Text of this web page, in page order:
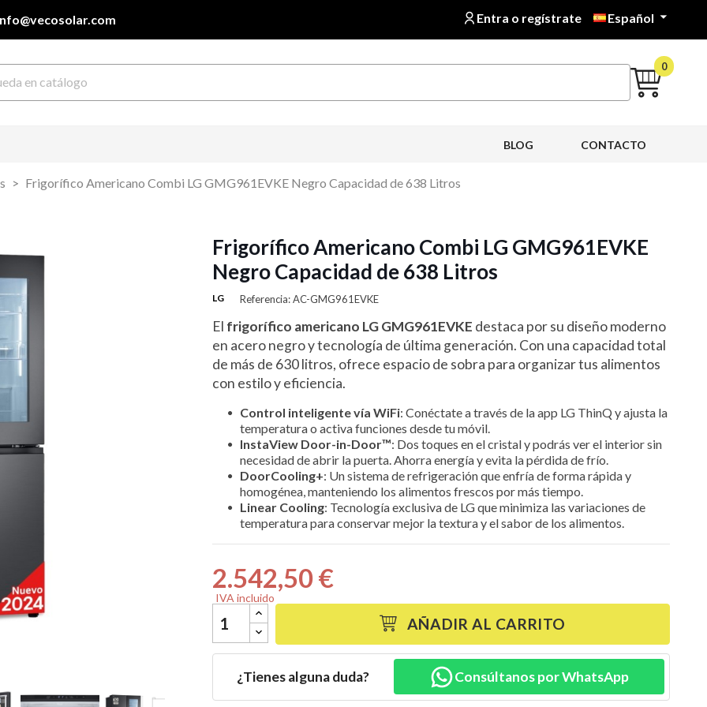
Entra o regístrate Español 
0
CONTACTO
BLOG
Frigorífico Americano Combi LG GMG961EVKE Negro Capacidad de 638 Litros
Frigorífico Americano Combi LG GMG961EVKE
Negro Capacidad de 638 Litros
LG Referencia: AC-GMG961EVKE
El frigorífico americano LG GMG961EVKE destaca por su diseño moderno
en acero negro y tecnología de última generación. Con una capacidad total
de más de 630 litros, ofrece espacio de sobra para organizar tus alimentos
con estilo y eficiencia.
Control inteligente vía WiFi: Conéctate a través de la app LG ThinQ y ajusta la
temperatura o activa funciones desde tu móvil.
InstaView Door-in-Door™: Dos toques en el cristal y podrás ver el interior sin
necesidad de abrir la puerta. Ahorra energía y evita la pérdida de frío.
DoorCooling+: Un sistema de refrigeración que enfría de forma rápida y
homogénea, manteniendo los alimentos frescos por más tiempo.
Linear Cooling: Tecnología exclusiva de LG que minimiza las variaciones de
temperatura para conservar mejor la textura y el sabor de los alimentos.
2.542,50 €
IVA incluido
AÑADIR AL CARRITO
¿Tienes alguna duda? Consúltanos por WhatsApp